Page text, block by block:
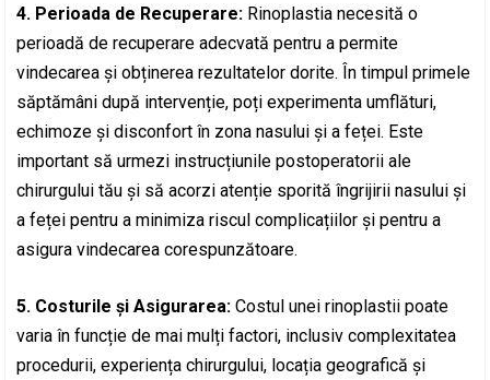
4. Perioada de Recuperare: Rinoplastia necesită o
perioadă de recuperare adecvată pentru a permite
vindecarea și obținerea rezultatelor dorite. În timpul primele
săptămâni după intervenție, poți experimenta umflături,
echimoze și disconfort în zona nasului și a feței. Este
important să urmezi instrucțiunile postoperatorii ale
chirurgului tău și să acorzi atenție sporită îngrijirii nasului și
a feței pentru a minimiza riscul complicațiilor și pentru a
asigura vindecarea corespunzătoare.
5. Costurile și Asigurarea: Costul unei rinoplastii poate
varia în funcție de mai mulți factori, inclusiv complexitatea
procedurii, experiența chirurgului, locația geografică și